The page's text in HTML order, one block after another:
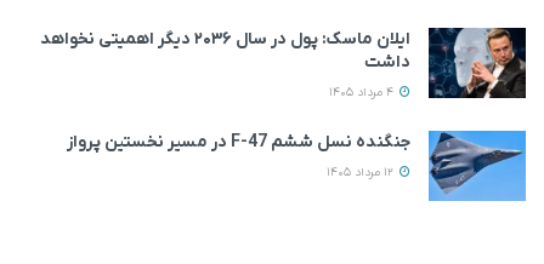
ایلان ماسک: پول در سال ۲۰۳۶ دیگر اهمیتی نخواهد
داشت
جنگنده نسل ششم F-47 در مسیر نخستین پرواز